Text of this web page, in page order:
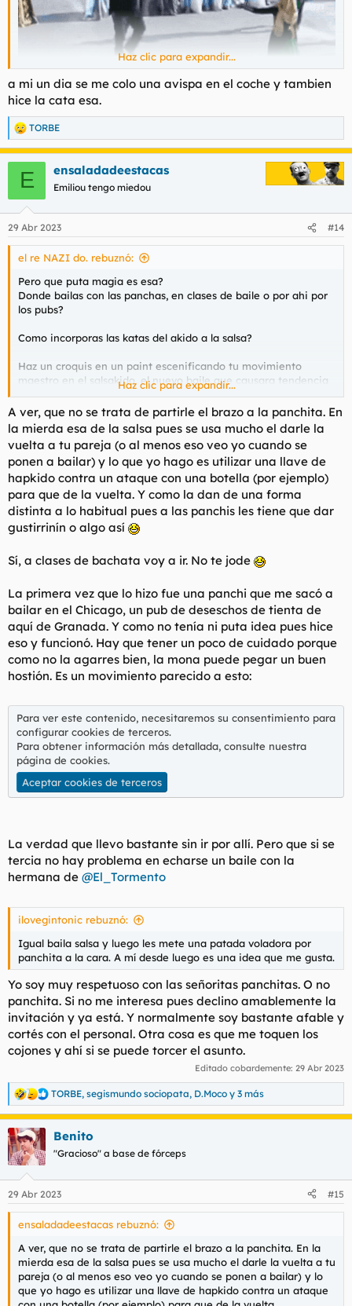
Haz clic para expandir...
a mi un dia se me colo una avispa en el coche y tambien
hice la cata esa.
R
e
a
e
s
TORBE
E ensaladadeestacas
Emiliou tengo miedou
29 Abr 2023 #14
el re NAZI do. rebuznó:
Pero que puta magia es esa?
Donde bailas con las panchas, en clases de baile o por ahi por
los pubs?
Como incorporas las katas del akido a la salsa?
Haz un croquis en un paint escenificando tu movimiento
maestro en el salsakido, el nuevo baile que causara tendencia
en los proximos años
Haz clic para expandir...
A ver, que no se trata de partirle el brazo a la panchita. En
la mierda esa de la salsa pues se usa mucho el darle la
vuelta a tu pareja (o al menos eso veo yo cuando se
ponen a bailar) y lo que yo hago es utilizar una llave de
hapkido contra un ataque con una botella (por ejemplo)
para que de la vuelta. Y como la dan de una forma
distinta a lo habitual pues a las panchis les tiene que dar
gustirrinín o algo así
Sí, a clases de bachata voy a ir. No te jode
La primera vez que lo hizo fue una panchi que me sacó a
bailar en el Chicago, un pub de deseschos de tienta de
aquí de Granada. Y como no tenía ni puta idea pues hice
eso y funcionó. Hay que tener un poco de cuidado porque
como no la agarres bien, la mona puede pegar un buen
hostión. Es un movimiento parecido a esto:
Para ver este contenido, necesitaremos su consentimiento para
configurar cookies de terceros.
Para obtener información más detallada, consulte nuestra
página de cookies.
Aceptar cookies de terceros
La verdad que llevo bastante sin ir por allí. Pero que si se
tercia no hay problema en echarse un baile con la
hermana de @El_Tormento
ilovegintonic rebuznó:
Igual baila salsa y luego les mete una patada voladora por
panchita a la cara. A mí desde luego es una idea que me gusta.
Yo soy muy respetuoso con las señoritas panchitas. O no
panchita. Si no me interesa pues declino amablemente la
invitación y ya está. Y normalmente soy bastante afable y
cortés con el personal. Otra cosa es que me toquen los
cojones y ahí si se puede torcer el asunto.
Editado cobardemente: 29 Abr 2023
R
e
c
c
i
e
s
TORBE, segismundo sociopata, D.Moco y 3 más
Benito
"Gracioso" a base de fórceps
29 Abr 2023 #15
ensaladadeestacas rebuznó:
A ver, que no se trata de partirle el brazo a la panchita. En la
mierda esa de la salsa pues se usa mucho el darle la vuelta a tu
pareja (o al menos eso veo yo cuando se ponen a bailar) y lo
que yo hago es utilizar una llave de hapkido contra un ataque